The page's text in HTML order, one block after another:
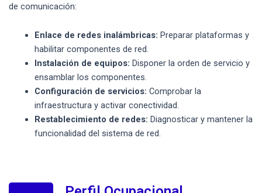
de comunicación:
Enlace de redes inalámbricas: Preparar plataformas y
habilitar componentes de red.
Instalación de equipos: Disponer la orden de servicio y
ensamblar los componentes.
Configuración de servicios: Comprobar la
infraestructura y activar conectividad.
Restablecimiento de redes: Diagnosticar y mantener la
funcionalidad del sistema de red.